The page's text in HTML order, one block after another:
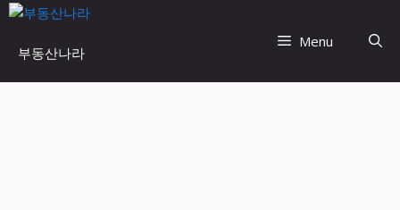
Skip
content
부동산나라
Menu